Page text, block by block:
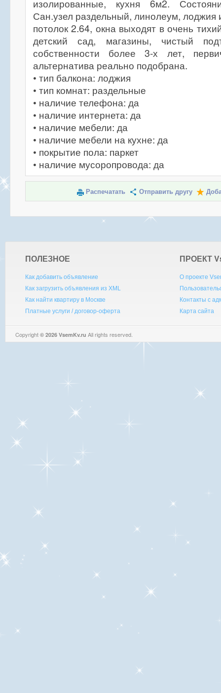
изолированные, кухня 6м2.
Сан.узел раздельный, линолеум,
потолок 2.64, окна выходят в очень
детский сад, магазины, чистый
собственности более 3-х лет,
альтернатива реально подобрана.
• тип балкона: лоджия
• тип комнат: раздельные
• наличие телефона: да
• наличие интернета: да
• наличие мебели: да
• наличие мебели на кухне: да
• покрытие пола: паркет
• наличие мусоропровода: да
Распечатать Отправить другу
ПОЛЕЗНОЕ
Как добавить объявление
Как загрузить объявления из XML
Как найти квартиру в Москве
Платные услуги / договор-оферта
ПРОЕКТ V
О проекте
Контакты с
Карта сайта
Copyright © 2026 VsemKv.ru All rights reserved.